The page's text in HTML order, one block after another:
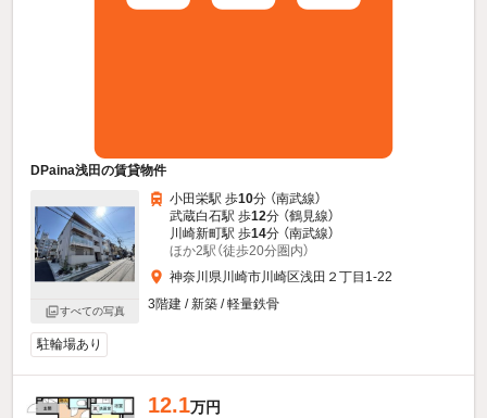
DPaina浅田の賃貸物件
すべての写真
小田栄駅 歩10分 （南武線）
武蔵白石駅 歩12分 （鶴見線）
川崎新町駅 歩14分 （南武線）
ほか2駅（徒歩20分圏内）
神奈川県川崎市川崎区浅田２丁目1-22
3階建 / 新築 / 軽量鉄骨
駐輪場あり
12.1万円